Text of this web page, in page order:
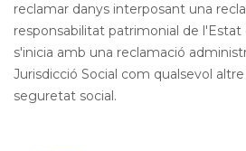
reclamar danys interposant una
responsabilitat patrimonial de l'Estat
s'inicia amb una reclamació
Jurisdicció Social com qualsevol
seguretat social.